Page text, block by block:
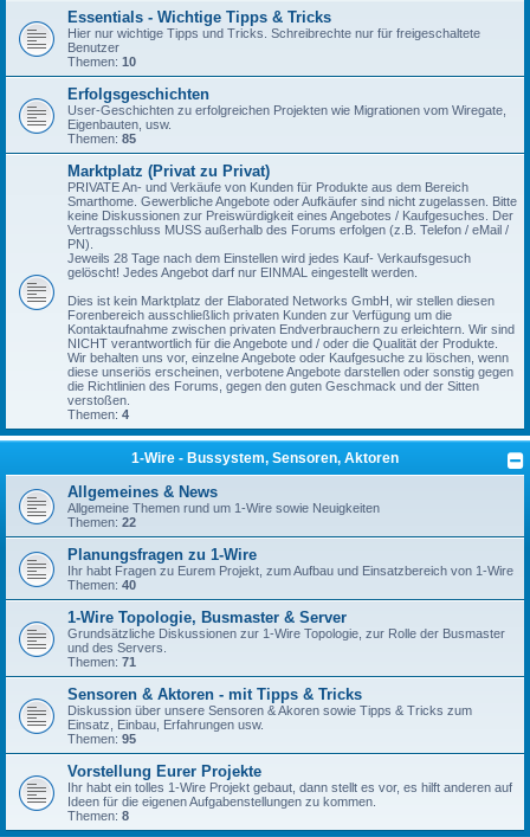
Essentials - Wichtige Tipps & Tricks
Hier nur wichtige Tipps und Tricks. Schreibrechte nur für freigeschaltete
Benutzer
Themen: 10
Erfolgsgeschichten
User-Geschichten zu erfolgreichen Projekten wie Migrationen vom Wiregate,
Eigenbauten, usw.
Themen: 85
Marktplatz (Privat zu Privat)
PRIVATE An- und Verkäufe von Kunden für Produkte aus dem Bereich
Smarthome. Gewerbliche Angebote oder Aufkäufer sind nicht zugelassen. Bitte
keine Diskussionen zur Preiswürdigkeit eines Angebotes / Kaufgesuches. Der
Vertragsschluss MUSS außerhalb des Forums erfolgen (z.B. Telefon / eMail /
PN).
Jeweils 28 Tage nach dem Einstellen wird jedes Kauf- Verkaufsgesuch
gelöscht! Jedes Angebot darf nur EINMAL eingestellt werden.
Dies ist kein Marktplatz der Elaborated Networks GmbH, wir stellen diesen
Forenbereich ausschließlich privaten Kunden zur Verfügung um die
Kontaktaufnahme zwischen privaten Endverbrauchern zu erleichtern. Wir sind
NICHT verantwortlich für die Angebote und / oder die Qualität der Produkte.
Wir behalten uns vor, einzelne Angebote oder Kaufgesuche zu löschen, wenn
diese unseriös erscheinen, verbotene Angebote darstellen oder sonstig gegen
die Richtlinien des Forums, gegen den guten Geschmack und der Sitten
verstoßen.
Themen: 4
1-Wire - Bussystem, Sensoren, Aktoren
Allgemeines & News
Allgemeine Themen rund um 1-Wire sowie Neuigkeiten
Themen: 22
Planungsfragen zu 1-Wire
Ihr habt Fragen zu Eurem Projekt, zum Aufbau und Einsatzbereich von 1-Wire
Themen: 40
1-Wire Topologie, Busmaster & Server
Grundsätzliche Diskussionen zur 1-Wire Topologie, zur Rolle der Busmaster
und des Servers.
Themen: 71
Sensoren & Aktoren - mit Tipps & Tricks
Diskussion über unsere Sensoren & Akoren sowie Tipps & Tricks zum
Einsatz, Einbau, Erfahrungen usw.
Themen: 95
Vorstellung Eurer Projekte
Ihr habt ein tolles 1-Wire Projekt gebaut, dann stellt es vor, es hilft anderen auf
Ideen für die eigenen Aufgabenstellungen zu kommen.
Themen: 8